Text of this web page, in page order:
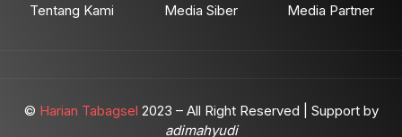
Tentang Kami
Media Siber
Media Partner
© Harian Tabagsel 2023 – All Right Reserved | Support by
adimahyudi